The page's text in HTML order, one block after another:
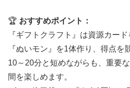
🏆 おすすめポイント：
『ギフトクラフト』は資源カー
『ぬいモン』を1体作り、得点を
10～20分と短めながらも、重要
間を楽しめます。